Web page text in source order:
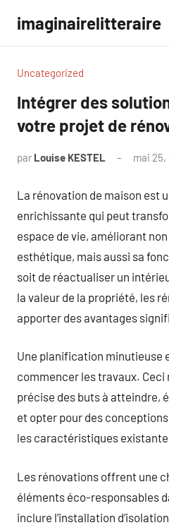
contenu
imaginairelitteraire
Uncategorized
Intégrer des
votre projet de
par Louise KESTEL mai 25,
La rénovation de maison est
enrichissante qui peut
espace de vie, améliorant
esthétique, mais aussi sa
soit de réactualiser un
la valeur de la propriété, les
apporter des avantages
Une planification minutieuse
commencer les travaux.
précise des buts à atteindre,
et opter pour des
les caractéristiques
Les rénovations offrent une
éléments éco-responsables
inclure l’installation